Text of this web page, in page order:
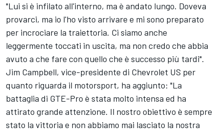
"Lui si è infilato all'interno, ma è andato lungo. Doveva
provarci, ma io l'ho visto arrivare e mi sono preparato
per incrociare la traiettoria. Ci siamo anche
leggermente toccati in uscita, ma non credo che abbia
avuto a che fare con quello che è successo più tardi".
Jim Campbell, vice-presidente di Chevrolet US per
quanto riguarda il motorsport, ha aggiunto: "La
battaglia di GTE-Pro è stata molto intensa ed ha
attirato grande attenzione. Il nostro obiettivo è sempre
stato la vittoria e non abbiamo mai lasciato la nostra